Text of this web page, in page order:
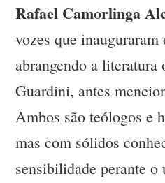
Rafael Camorlinga
vozes que
abrangendo a literatura
Guardini, antes
Ambos são teólogos e
mas com sólidos
sensibilidade perante